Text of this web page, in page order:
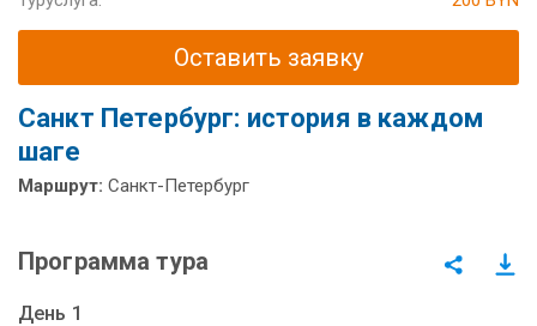
Оставить заявку
Санкт Петербург: история в каждом
шаге
Маршрут: Санкт-Петербург
Программа тура
День 1